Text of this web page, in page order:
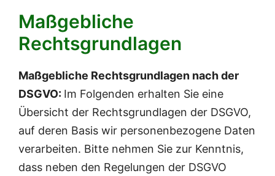
Maßgebliche
Rechtsgrundlagen
Maßgebliche Rechtsgrundlagen nach der
DSGVO: Im Folgenden erhalten Sie eine
Übersicht der Rechtsgrundlagen der DSGVO,
auf deren Basis wir personenbezogene Daten
verarbeiten. Bitte nehmen Sie zur Kenntnis,
dass neben den Regelungen der DSGVO